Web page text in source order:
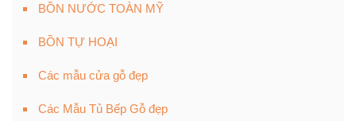
BỒN NƯỚC TOÀN MỸ
BỒN TỰ HOẠI
Các mẫu cửa gỗ đẹp
Các Mẫu Tủ Bếp Gỗ đẹp